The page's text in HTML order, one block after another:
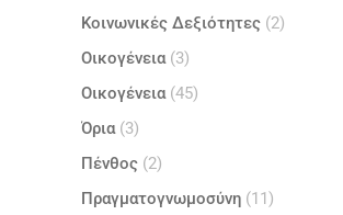
Κοινωνικές Δεξιότητες (2)
Οικογένεια(3)
Οικογένεια(45)
Όρια(3)
Πένθος (2)
Πραγματογνωμοσύνη (11)